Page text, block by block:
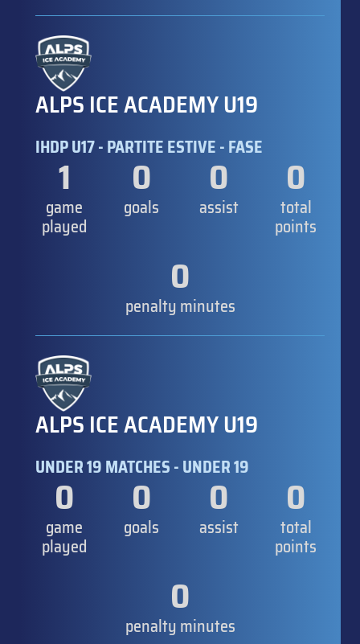
ALPS ICE ACADEMY U19
IHDP U17 - PARTITE ESTIVE - FASE
1
game
played
0
goals
0
assist
0
total
points
0
penalty minutes
ALPS ICE ACADEMY U19
UNDER 19 MATCHES - UNDER 19
0
game
played
0
goals
0
assist
0
total
points
0
penalty minutes